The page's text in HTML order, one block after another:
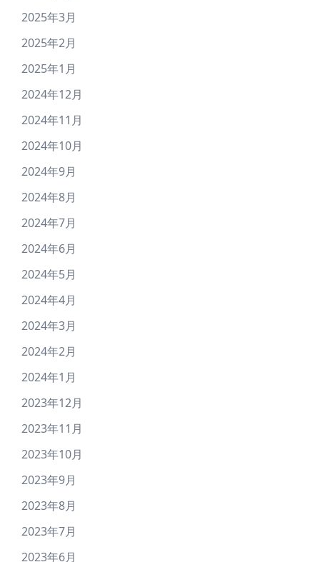
2025年3月
2025年2月
2025年1月
2024年12月
2024年11月
2024年10月
2024年9月
2024年8月
2024年7月
2024年6月
2024年5月
2024年4月
2024年3月
2024年2月
2024年1月
2023年12月
2023年11月
2023年10月
2023年9月
2023年8月
2023年7月
2023年6月